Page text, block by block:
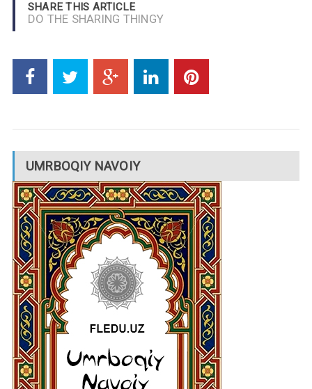
SHARE THIS ARTICLE
DO THE SHARING THINGY
UMRBOQIY NAVOIY